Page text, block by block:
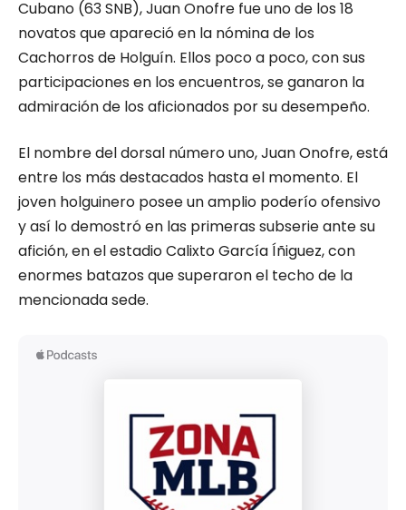
Cubano (63 SNB), Juan Onofre fue uno de los 18
novatos que apareció en la nómina de los
Cachorros de Holguín. Ellos poco a poco, con sus
participaciones en los encuentros, se ganaron la
admiración de los aficionados por su desempeño.
El nombre del dorsal número uno, Juan Onofre, está
entre los más destacados hasta el momento. El
joven holguinero posee un amplio poderío ofensivo
y así lo demostró en las primeras subserie ante su
afición, en el estadio Calixto García Íñiguez, con
enormes batazos que superaron el techo de la
mencionada sede.